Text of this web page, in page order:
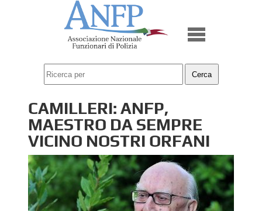
CAMILLERI: ANFP,
MAESTRO DA SEMPRE
VICINO NOSTRI ORFANI